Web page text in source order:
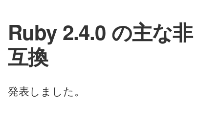
Ruby 2.4.0 の主な非
互換
発表しました。